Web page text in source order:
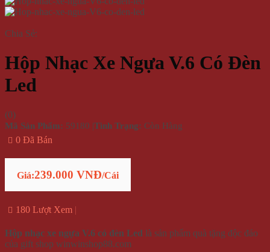
Chia Sẻ:
Hộp Nhạc Xe Ngựa V.6 Có Đèn
Led
(0)
Mã Sản Phẩm: 59180 |Tình Trạng: Còn Hàng
0 Đã Bán
Giá:239.000 VNĐ/Cái
180 Lượt Xem
Hộp nhạc xe ngựa V.6 có đèn Led là sản phẩm quà tặng độc đáo
của gift shop winwinshop88.com